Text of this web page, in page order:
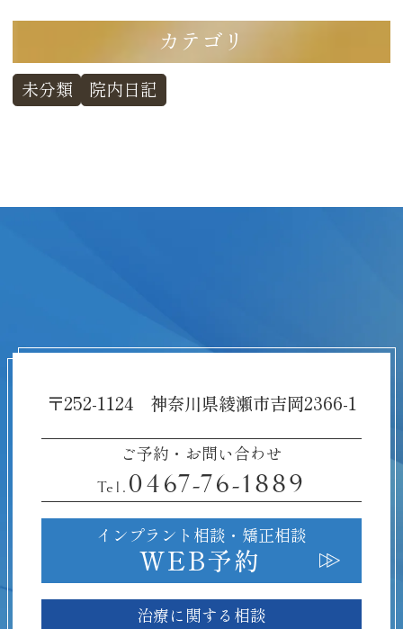
カテゴリ
未分類 院内日記
〒252-1124 神奈川県綾瀬市吉岡2366-1
ご予約・お問い合わせ
Tel. 0467-76-1889
インプラント相談・ 矯正相談
WEB予約
治療に関する相談